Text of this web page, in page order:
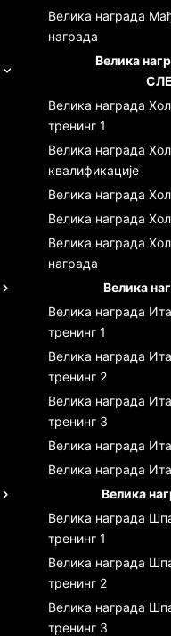
Велика награда
награда
Велика
Велика награда
тренинг 1
Велика награда
квалификације
Велика награда
Велика награда
Велика награда
награда
Велика
Велика награда
тренинг 1
Велика награда
тренинг 2
Велика награда
тренинг 3
Велика награда
Велика награда
Велика
Велика награда
тренинг 1
Велика награда
тренинг 2
Велика награда
тренинг 3